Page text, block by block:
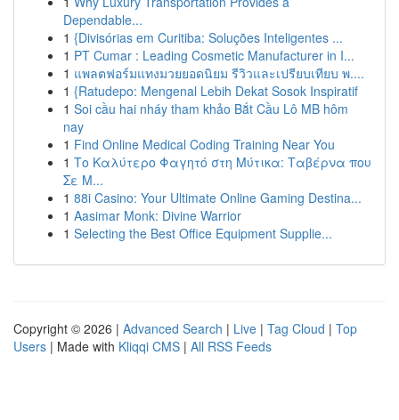
Dependable...
1 {Divisórias em Curitiba: Soluções Inteligentes ...
1 PT Cumar : Leading Cosmetic Manufacturer in I...
1 แพลตฟอร์มแทงมวยยอดนิยม รีวิวและเปรียบเทียบ พ....
1 {Ratudepo: Mengenal Lebih Dekat Sosok Inspiratif
1 Soi cầu hai nháy tham khảo Bắt Cầu Lô MB hôm
nay
1 Find Online Medical Coding Training Near You
1 Το Καλύτερο Φαγητό στη Μύτικα: Ταβέρνα που
Σε Μ...
1 88i Casino: Your Ultimate Online Gaming Destina...
1 Aasimar Monk: Divine Warrior
1 Selecting the Best Office Equipment Supplie...
Copyright © 2026 | Advanced Search | Live | Tag Cloud | Top
Users | Made with Kliqqi CMS | All RSS Feeds